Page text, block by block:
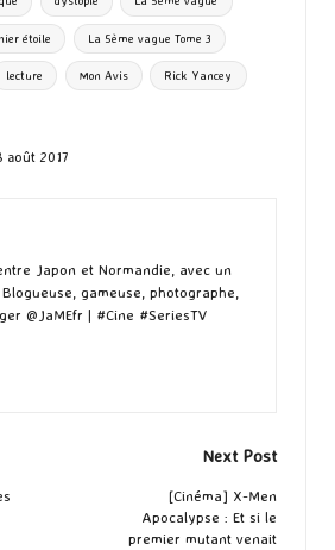
r
étoile La 5ème vague Tome 3
lecture Mon Avis Rick Yancey
août 2017
Japon et Normandie, avec un
gameuse, photographe,
@JaMEfr | #Cine #SeriesTV
Next Post
[Cinéma] X-Men
Apocalypse : Et si le
premier mutant venait